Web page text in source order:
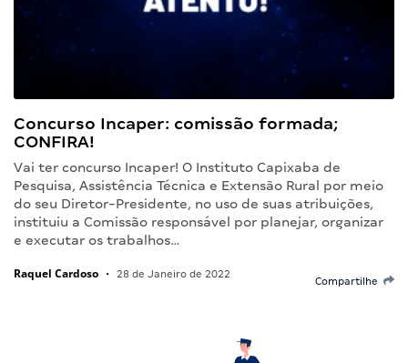
Concurso Incaper: comissão formada;
CONFIRA!
Vai ter concurso Incaper! O Instituto Capixaba de
Pesquisa, Assistência Técnica e Extensão Rural por meio
do seu Diretor-Presidente, no uso de suas atribuições,
instituiu a Comissão responsável por planejar, organizar
e executar os trabalhos…
Raquel Cardoso • 28 de Janeiro de 2022
Compartilhe